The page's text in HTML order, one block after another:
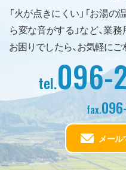
「火が点きにくい」「お湯
ら変な音がする」など、業
お困りでしたら、お気軽にご
tel.096-
fax.
メール